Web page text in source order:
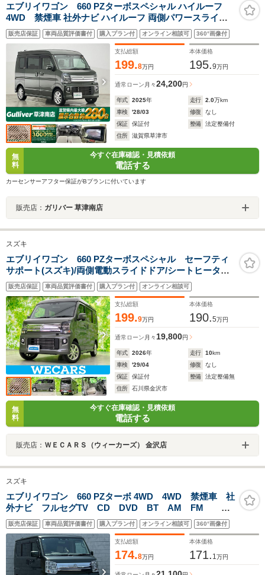
エブリイワゴン 660 PZターボスペシャル ハイルーフ
4WD 禁煙車 社外ナビ ハイルーフ 両側パワースライド
ドア 左側オートステップ デュアルカメラブレーキサポー
ト コーナーセンサー 車線逸脱警報システム ETC 革ステ
アリング 純正14インチAW Bluetooth フルセグ CD DVD
販売店保証 車両品質評価書付 購入プラン付 オンライン相談可 360°画像付
支払総額
199.8万円
本体価格
195.9万円
通常ローン 月々24,200円
年式 2025年 走行 2.0万km
車検
'28/03 修復
なし
保証
保証付 整備
法定整備付
住所
滋賀県草津市
無
料
今すぐ在庫確認・見積依頼
電話する
カーセンサーアフター保証がBプランに付いています
販売店： ガリバー 草津南店
スズキ
エブリイワゴン 660 PZターボスペシャル セーフティ
サポート(スズキ)/両側電動スライドドア/シートヒーター
運転席/車線逸脱防止支援システム/オートステップ/ヘッド
ランプ LED/EBD付ABS/横滑り防止装置
販売店保証 車両品質評価書付 購入プラン付 オンライン相談可
支払総額
199.9万円
本体価格
190.5万円
通常ローン 月々 19,800円
年式 2026年 走行 10km
車検
'29/04 修復
なし
保証
保証付 整備
法定整備無
住所
石川県金沢市
無
料
今すぐ在庫確認・見積依頼
電話する
販売店： ＷＥＣＡＲＳ（ウィーカーズ） 金沢店
スズキ
エブリイワゴン 660 PZターボ 4WD 4WD 禁煙車 社
外ナビ フルセグTV CD DVD BT AM FM バ
ックカメラ シートヒーター サブウーファー レザー
調シートカバー 衝突軽減ブレーキ スマートキー ス
ペアーキー 保証書 取説
販売店保証 車両品質評価書付 購入プラン付 オンライン相談可 360°画像付
支払総額
174.8万円
本体価格
171. 1 万円